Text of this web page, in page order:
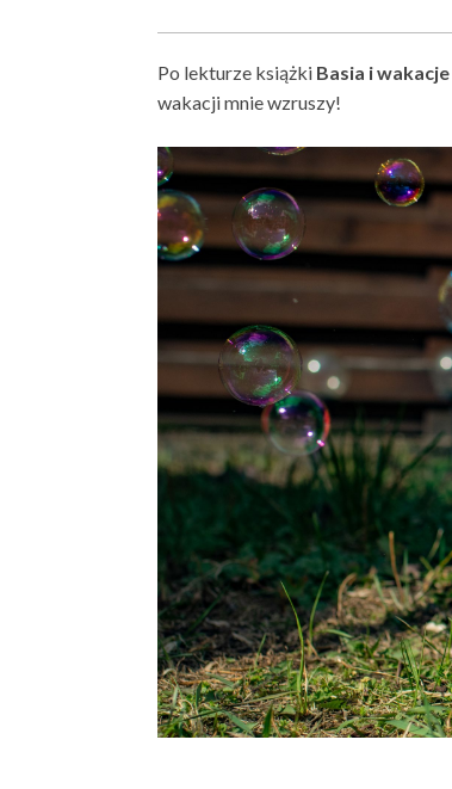
Po lekturze książki Basia i wakacje
wakacji mnie wzruszy!